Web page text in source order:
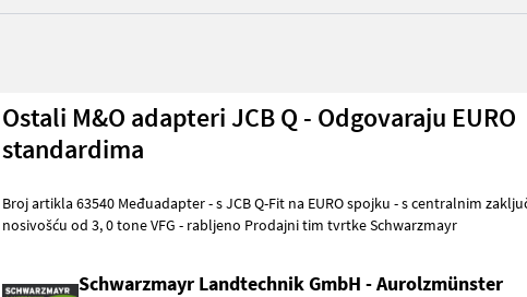
Ostali M&O adapteri JCB Q - Odgovaraju EURO
standardima
Broj artikla 63540 Međuadapter - s JCB Q-Fit na EURO spojku - s centralnim zaključavanjem - s
nosivošću od 3, 0 tone VFG - rabljeno Prodajni tim tvrtke Schwarzmayr
Schwarzmayr Landtechnik GmbH - Aurolzmünster